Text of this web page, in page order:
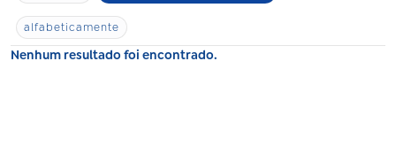
alfabeticamente
Nenhum resultado foi encontrado.